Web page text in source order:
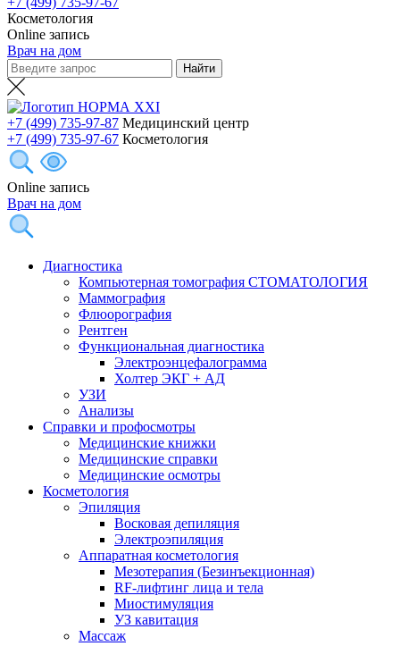
Косметология
Online запись
Врач на дом
+7 (499) 735-97-87 Медицинский центр
+7 (499) 735-97-67 Косметология
Online запись
Врач на дом
Диагностика
Компьютерная томография СТОМАТОЛОГИЯ
Маммография
Флюорография
Рентген
Функциональная диагностика
Электроэнцефалограмма
Холтер ЭКГ + АД
УЗИ
Анализы
Справки и профосмотры
Медицинские книжки
Медицинские справки
Медицинские осмотры
Косметология
Эпиляция
Восковая депиляция
Электроэпиляция
Аппаратная косметология
Мезотерапия (Безинъекционная)
RF-лифтинг лица и тела
Миостимуляция
УЗ кавитация
Массаж